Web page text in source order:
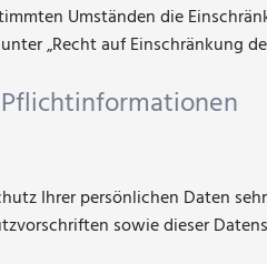
Umständen die
„Recht auf Einschränkung
Ihrer persönlichen Daten
sowie dieser